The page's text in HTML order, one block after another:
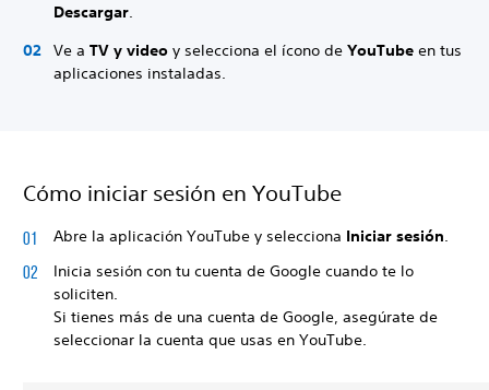
Descargar.
Ve a TV y video y selecciona el ícono de YouTube en tus
aplicaciones instaladas.
Cómo iniciar sesión en YouTube
Abre la aplicación YouTube y selecciona Iniciar sesión.
Inicia sesión con tu cuenta de Google cuando te lo
soliciten.
Si tienes más de una cuenta de Google, asegúrate de
seleccionar la cuenta que usas en YouTube.